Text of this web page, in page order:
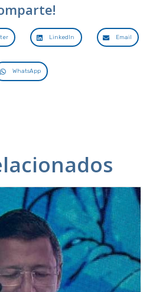
LinkedIn Email
WhatsApp